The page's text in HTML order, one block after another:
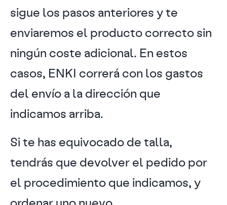
sigue los pasos anteriores y te
enviaremos el producto correcto sin
ningún coste adicional. En estos
casos, ENKI correrá con los gastos
del envío a la dirección que
indicamos arriba.
Si te has equivocado de talla,
tendrás que devolver el pedido por
el procedimiento que indicamos, y